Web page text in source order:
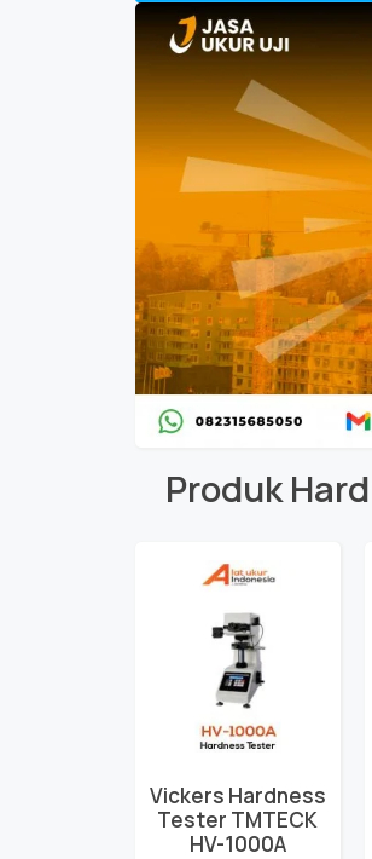
Produk
Vickers Hardness
Tester TMTECK
HV-1000A